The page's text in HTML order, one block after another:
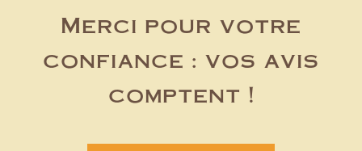
Merci pour votre
confiance : vos avis
comptent !